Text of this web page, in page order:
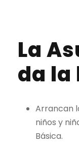
La
da la
Arrancan
niños y
Básica.